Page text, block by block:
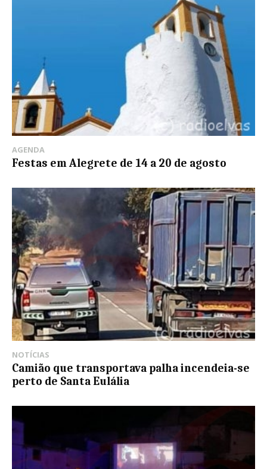
AGENDA
Festas em Alegrete de 14 a 20 de agosto
NOTÍCIAS
Camião que transportava palha incendeia-se
perto de Santa Eulália